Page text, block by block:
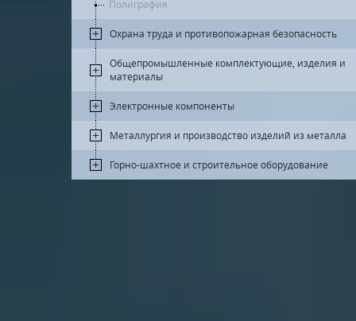
Полиграфия
Охрана труда и противопожарная безопасность
Общепромышленные комплектующие, изделия и
материалы
Электронные компоненты
Металлургия и производство изделий из металла
Горно-шахтное и строительное оборудование